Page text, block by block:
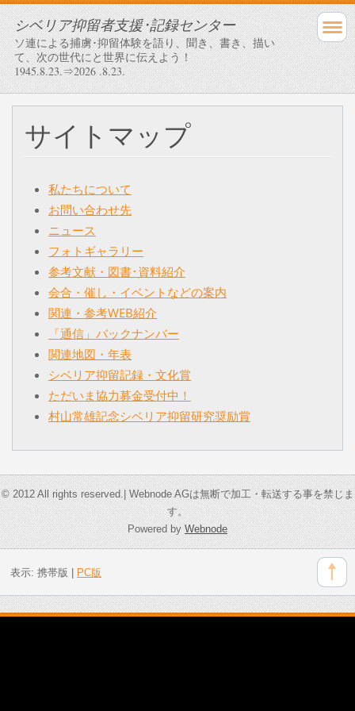
シベリア抑留者支援･記録センター
ソ連による捕虜･抑留体験を語り、聞き、書き、描い
て、次の世代にと世界に伝えよう！
1945.8.23.⇒2026 .8.23.
サイトマップ
私たちについて
お問い合わせ先
ニュース
フォトギャラリー
参考文献・図書･資料紹介
会合・催し・イベントなどの案内
関連・参考WEB紹介
「通信」バックナンバー
関連地図・年表
シベリア抑留記録・文化賞
ただいま協力募金受付中！
村山常雄記念シベリア抑留研究奨励賞
© 2012 All rights reserved.| Webnode AGは無断で加工・転送する事を禁じま
す。
Powered byWebnode
表示: 携帯版 PC版